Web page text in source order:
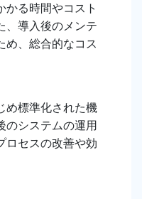
かる時間やコスト
、導入後のメンテ
め、総合的なコス
め標準化された機
のシステムの運用
ロセスの改善や効